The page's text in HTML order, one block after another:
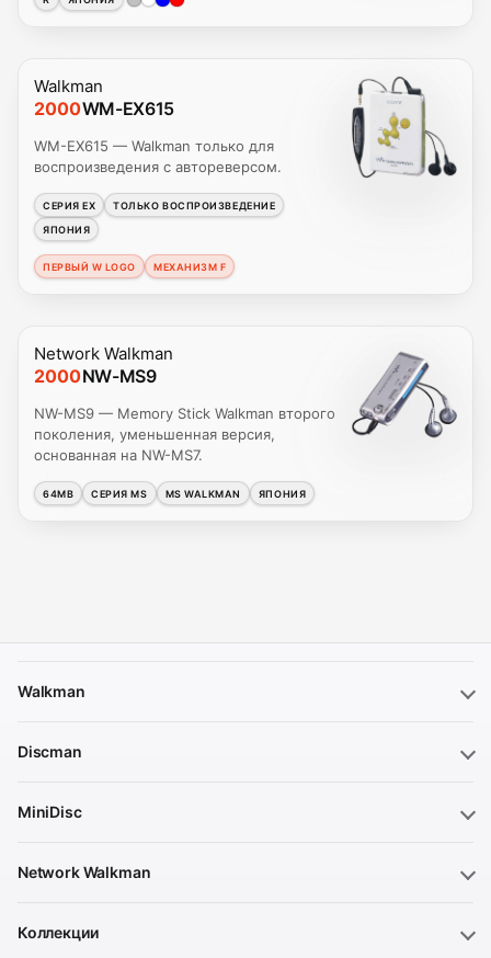
Walkman
2000WM-EX615
WM-EX615 — Walkman только для
воспроизведения с автореверсом.
СЕРИЯ EX
ТОЛЬКО ВОСПРОИЗВЕДЕНИЕ
ЯПОНИЯ
ПЕРВЫЙ W LOGO МЕХАНИЗМ F
Network Walkman
2000NW-MS9
NW-MS9 — Memory Stick Walkman второго
поколения, уменьшенная версия,
основанная на NW-MS7.
64MB СЕРИЯ MS MS WALKMAN ЯПОНИЯ
Walkman
Discman
MiniDisc
Network Walkman
Коллекции